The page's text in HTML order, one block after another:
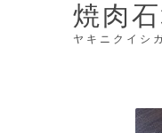
焼肉
ヤキニクイシ